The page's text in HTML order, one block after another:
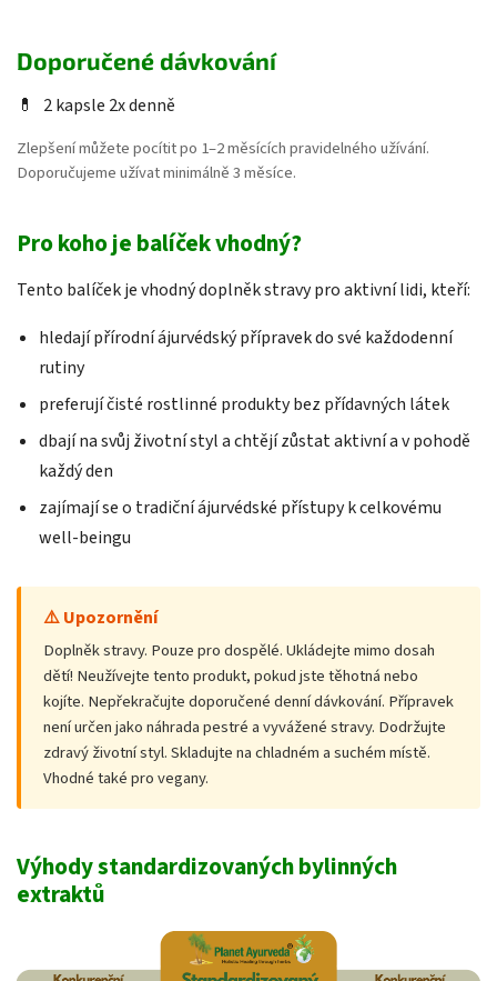
Doporučené dávkování
💊 2 kapsle 2x denně
Zlepšení můžete pocítit po 1–2 měsících pravidelného užívání.
Doporučujeme užívat minimálně 3 měsíce.
Pro koho je balíček vhodný?
Tento balíček je vhodný doplněk stravy pro aktivní lidi, kteří:
hledají přírodní ájurvédský přípravek do své každodenní
rutiny
preferují čisté rostlinné produkty bez přídavných látek
dbají na svůj životní styl a chtějí zůstat aktivní a v pohodě
každý den
zajímají se o tradiční ájurvédské přístupy k celkovému
well-beingu
⚠️ Upozornění
Doplněk stravy. Pouze pro dospělé. Ukládejte mimo dosah
dětí! Neužívejte tento produkt, pokud jste těhotná nebo
kojíte. Nepřekračujte doporučené denní dávkování. Přípravek
není určen jako náhrada pestré a vyvážené stravy. Dodržujte
zdravý životní styl. Skladujte na chladném a suchém místě.
Vhodné také pro vegany.
Výhody standardizovaných bylinných
extraktů